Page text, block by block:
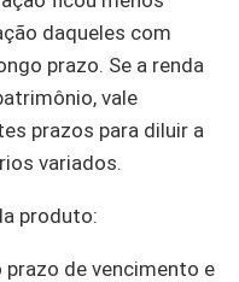
daqueles com
prazo. Se a renda
vale
prazos para diluir a
variados.
produto:
prazo de vencimento e